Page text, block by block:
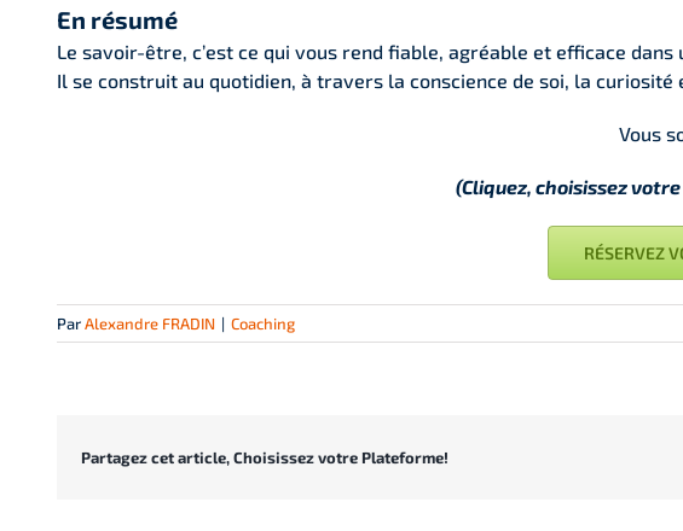
En résumé
Le savoir-être, c’est ce qui vous rend fiable, agréable et efficace
Il se construit au quotidien, à travers la conscience de soi, la curiosité
Vous
(Cliquez, choisissez
RÉSERVEZ
ParAlexandre FRADIN | Coaching
Partagez cet article, Choisissez votre Plateforme!